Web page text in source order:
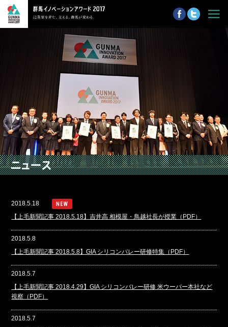
2018.5.18
【上毛新聞記事 2018.5.18】吉井高 相模屋・鳥越社長が授業（PDF）
2018.5.8
【上毛新聞記事 2018.5.8】GIA シリコンバレー研修特集（PDF）
2018.5.7
【上毛新聞記事 2018.4.29】GIA シリコンバレー研修 米ウーバー本社など
視察（PDF）
2018.5.7